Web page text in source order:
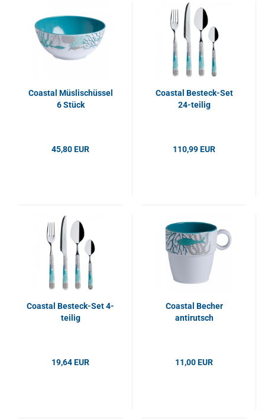
Coastal Müslischüssel
6 Stück
45,80 EUR
Coastal Besteck-Set
24-teilig
110,99 EUR
Coastal Besteck-Set 4-
teilig
19,64 EUR
Coastal Becher
antirutsch
11,00 EUR